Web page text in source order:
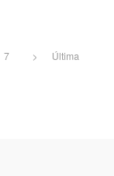
7 > Última